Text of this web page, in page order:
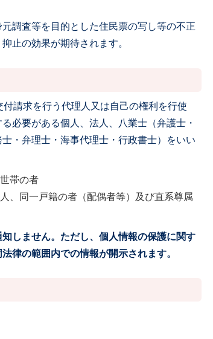
調査等を目的とした住民票の写し等の不正
止の効果が期待されます。
請求を行う代理人又は自己の権利を行使
必要がある個人、法人、八業士（弁護士・
・弁理士・海事代理士・行政書士）をいい
帯の者
、同一戸籍の者（配偶者等）及び直系尊属
しません。ただし、個人情報の保護に関す
律の範囲内での情報が開示されます。